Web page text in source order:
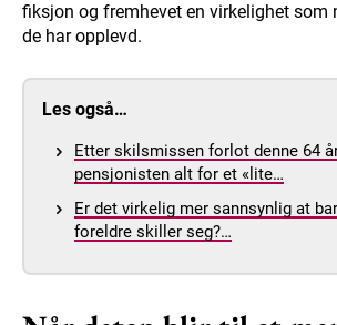
fiksjon og fremhevet en virkelighet som
de har opplevd.
Les også…
Etter skilsmissen forlot denne 64
pensjonisten alt for et «lite…
Er det virkelig mer sannsynlig at
foreldre skiller seg?…